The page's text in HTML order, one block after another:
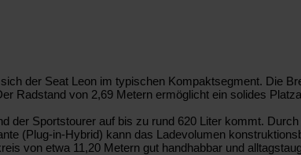
der Seat Leon im typischen Kompaktsegment. Die
Radstand von 2,69 Metern ermöglicht ein solides
der Sportstourer auf bis zu rund 620 Liter kommt.
(Plug-in-Hybrid) kann das Ladevolumen
von etwa 11,20 Metern gut handhabbar und